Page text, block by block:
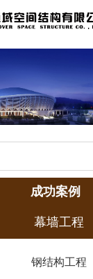
成功案例
幕墙工程
钢结构工程